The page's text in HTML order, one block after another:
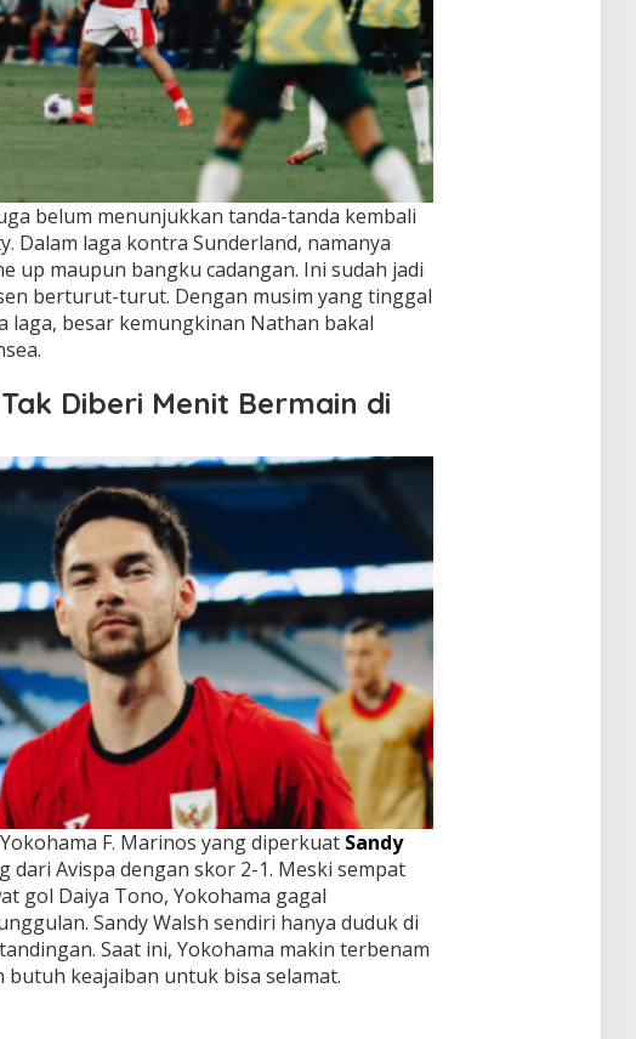
belum menunjukkan tanda-tanda kembali
Dalam laga kontra Sunderland, namanya
up maupun bangku cadangan. Ini sudah jadi
berturut-turut. Dengan musim yang tinggal
laga, besar kemungkinan Nathan bakal
Diberi Menit Bermain di
F. Marinos yang diperkuat Sandy
dari Avispa dengan skor 2-1. Meski sempat
gol Daiya Tono, Yokohama gagal
Sandy Walsh sendiri hanya duduk di
Saat ini, Yokohama makin terbenam
butuh keajaiban untuk bisa selamat.